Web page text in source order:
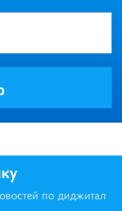
по диджитал